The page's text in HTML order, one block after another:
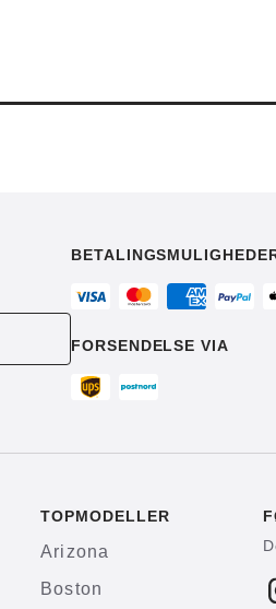
FORSENDELSE VIA
TOPMODELLER
Arizona
Boston